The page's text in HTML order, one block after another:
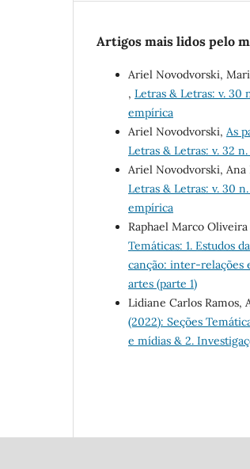
Artigos mais lidos pelo
Ariel Novodvorski,
, Letras & Letras: v. 30
empírica
Ariel Novodvorski, As
Letras & Letras: v. 32
Ariel Novodvorski,
Letras & Letras: v. 30
empírica
Raphael Marco
Temáticas: 1. Estudos
canção: inter-relações
artes (parte 1)
Lidiane Carlos Ramos,
(2022): Seções
e mídias & 2.